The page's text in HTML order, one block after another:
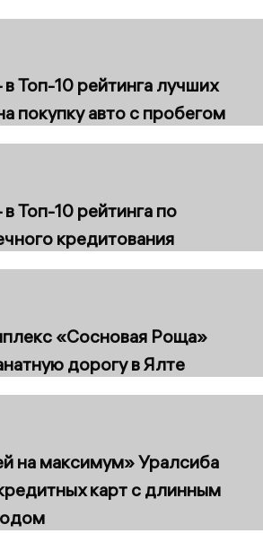
Топ-10 рейтинга лучших
покупку авто с пробегом
Топ-10 рейтинга по
кредитования
«Сосновая Роща»
дорогу в Ялте
на максимум» Уралсиба
карт с длинным